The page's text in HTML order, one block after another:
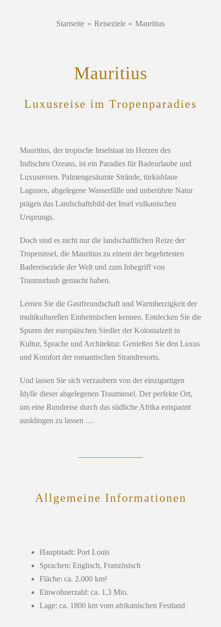
Startseite Reiseziele Mauritius
Mauritius
Luxusreise im Tropenparadies
Mauritius, der tropische Inselstaat im Herzen des
Indischen Ozeans, ist ein Paradies für Badeurlaube und
Luxusreisen. Palmengesäumte Strände, türkisblaue
Lagunen, abgelegene Wasserfälle und unberührte Natur
prägen das Landschaftsbild der Insel vulkanischen
Ursprungs.
Doch sind es nicht nur die landschaftlichen Reize der
Tropeninsel, die Mauritius zu einem der begehrtesten
Badereiseziele der Welt und zum Inbegriff von
Traumurlaub gemacht haben.
Lernen Sie die Gastfreundschaft und Warmherzigkeit der
multikulturellen Einheimischen kennen. Entdecken Sie die
Spuren der europäischen Siedler der Kolonialzeit in
Kultur, Sprache und Architektur. Genießen Sie den Luxus
und Komfort der romantischen Strandresorts.
Und lassen Sie sich verzaubern von der einzigartigen
Idylle dieser abgelegenen Trauminsel. Der perfekte Ort,
um eine Rundreise durch das südliche Afrika entspannt
ausklingen zu lassen …
Allgemeine Informationen
Hauptstadt: Port Louis
Sprachen: Englisch, Französisch
Fläche: ca. 2.000 km²
Einwohnerzahl: ca. 1,3 Mio.
Lage: ca. 1800 km vom afrikanischen Festland